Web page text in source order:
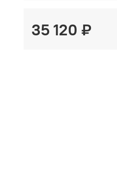
35 120 ₽